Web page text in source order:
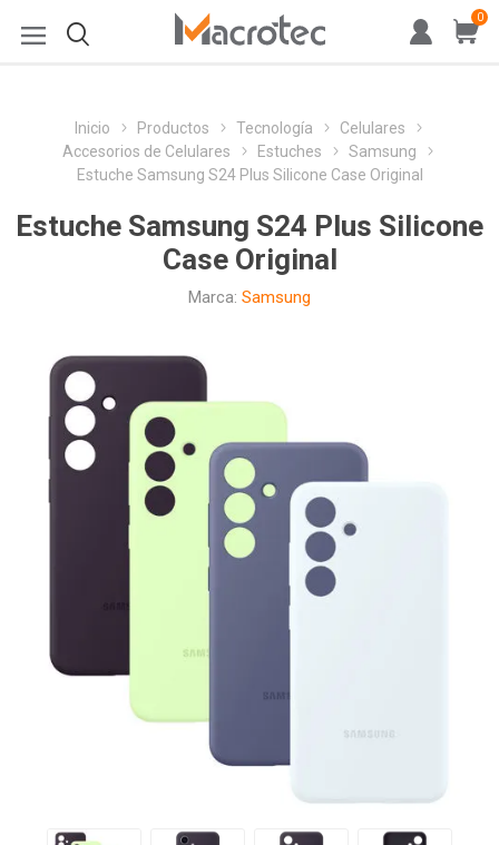
0
Inicio Productos Tecnología
Celulares
Accesorios de Celulares
Estuches
Samsung
Estuche Samsung S24 Plus Silicone Case Original
Estuche Samsung S24 Plus Silicone
Case Original
Marca: Samsung